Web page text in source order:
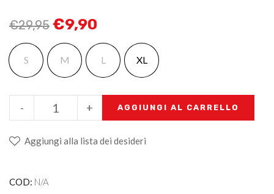
€29,95 €9,90
S M L XL
+
- AGGIUNGI AL CARRELLO
Aggiungi alla lista dei desideri
COD: N/A